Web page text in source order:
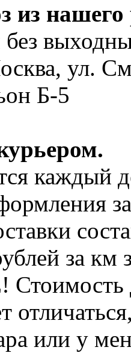
из нашего
ул.
Б-5
каждый
за км
или у